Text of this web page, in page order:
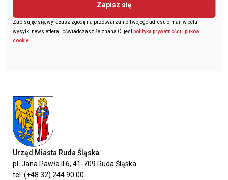
Zapisz się
Zapisując się, wyrażasz zgodę na przetwarzanie Twojego adresu e-mail w celu
wysyłki newslettera i oświadczasz że znana Ci jestpolityka prywatności i plików
cookie.
Urząd Miasta Ruda Śląska
pl. Jana Pawła II 6, 41-709 Ruda Śląska
tel. (+48 32) 244 90 00